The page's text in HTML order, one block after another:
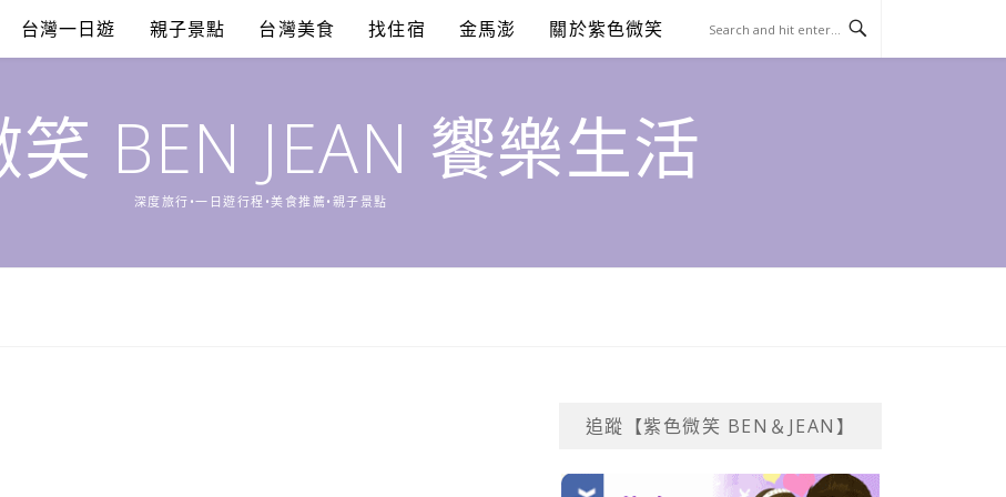
台灣一日遊 親子景點 台灣美食 找住宿 金馬澎 關於紫色微笑
BEN JEAN 饗樂生活
深度旅行•一日遊行程•美食推薦•親子景點
追蹤【紫色微笑 BEN＆JEAN】